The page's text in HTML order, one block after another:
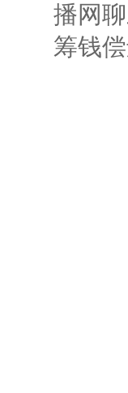
播网
筹钱